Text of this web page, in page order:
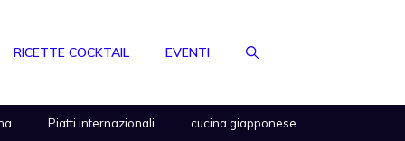
RICETTE COCKTAIL EVENTI
Piatti internazionali cucina giapponese